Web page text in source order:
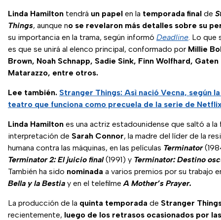
Linda Hamilton tendrá un papel en la temporada final de
Things, aunque no se revelaron más detalles sobre su
su importancia en la trama, según informó Deadline. Lo que
es que se unirá al elenco principal, conformado por Millie
Brown, Noah Schnapp, Sadie Sink, Finn Wolfhard, Gaten
Matarazzo, entre otros.
Lee también. Stranger Things: Asì nació Vecna, según
teatro que funciona como precuela de la serie de
Linda Hamilton es una actriz estadounidense que saltó a la
interpretación de Sarah Connor, la madre del líder de la
humana contra las máquinas, en las películas Terminator
Terminator 2: El juicio final(1991) y Terminator: Destino
También ha sido nominada a varios premios por su trabajo
Bella y la Bestia y en el telefilmeA Mother’s Prayer.
La producción de la quinta temporada de Stranger
recientemente, luego de los retrasos ocasionados por